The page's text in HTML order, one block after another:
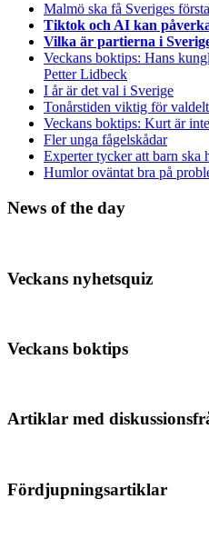
Malmö ska få Sveriges
Tiktok och AI kan
Vilka är partierna i
Veckans boktips: Hans
Petter Lidbeck
I år är det val i Sverige
Tonårstiden viktig för
Veckans boktips: Kurt är
Fler unga fågelskådar
Experter tycker att barn ska
Humlor oväntat bra på
News of the day
Veckans nyhetsquiz
Veckans boktips
Artiklar med
Fördjupningsartiklar